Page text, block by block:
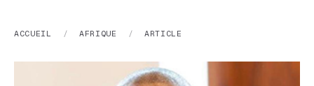
ACCUEIL / AFRIQUE / ARTICLE